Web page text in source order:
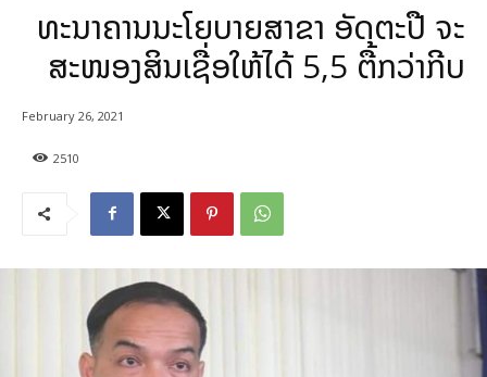
ທະນາຄານນະໂຍບາຍສາຂາ ອັດຕະປື ຈະ
ສະໜອງສິນເຊື່ອໃຫ້ໄດ້ 5,5 ຕື້ກວ່າກີບ
2510
February 26, 2021